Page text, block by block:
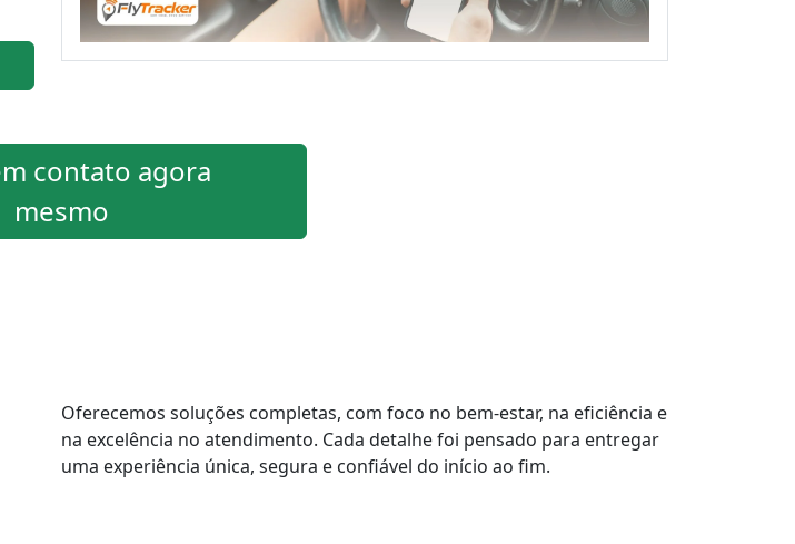
contato agora
mesmo
Oferecemos soluções completas, com foco no bem-estar, na eficiência e
na excelência no atendimento. Cada detalhe foi pensado para entregar
uma experiência única, segura e confiável do início ao fim.